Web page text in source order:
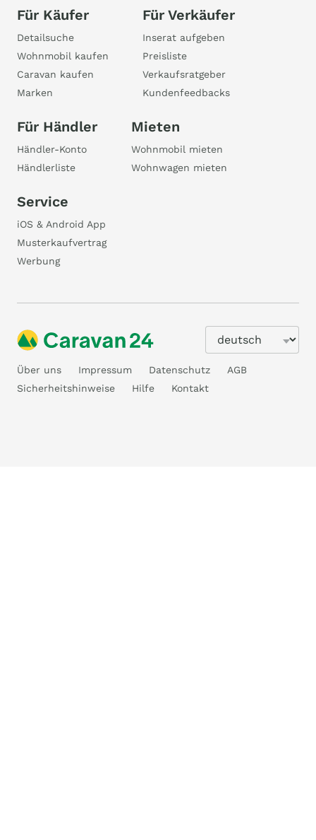
Für Käufer
Detailsuche
Wohnmobil kaufen
Caravan kaufen
Marken
Für Verkäufer
Inserat aufgeben
Preisliste
Verkaufsratgeber
Kundenfeedbacks
Für Händler
Händler-Konto
Händlerliste
Mieten
Wohnmobil mieten
Wohnwagen mieten
Service
iOS & Android App
Musterkaufvertrag
Werbung
Über uns Impressum Datenschutz
AGB
Sicherheitshinweise
Hilfe Kontakt